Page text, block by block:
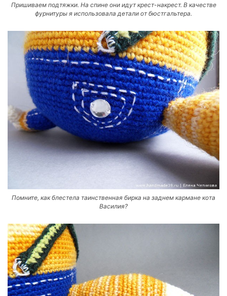
Пришиваем подтяжки. На спине они идут крест-накрест. В качестве
фурнитуры я использовала детали от бюстгальтера.
Помните, как блестела таинственная бирка на заднем кармане кота
Василия?